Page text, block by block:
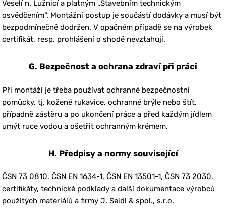
Veselí n. Lužnicí a platným „Stavebním technickým
osvědčením“. Montážní postup je součástí dodávky a musí být
bezpodmínečně dodržen. V opačném případě se na výrobek
certifikát, resp. prohlášení o shodě nevztahují.
G. Bezpečnost a ochrana zdraví při práci
Při montáži je třeba používat ochranné bezpečnostní
pomůcky, tj. kožené rukavice, ochranné brýle nebo štít,
případně zástěru a po ukončení práce a před každým jídlem
umýt ruce vodou a ošetřit ochranným krémem.
H. Předpisy a normy související
ČSN 73 0810, ČSN EN 1634-1, ČSN EN 13501-1, ČSN 73 2030,
certifikáty, technické podklady a další dokumentace výrobců
použitých materiálů a firmy J. Seidl & spol., s.r.o.